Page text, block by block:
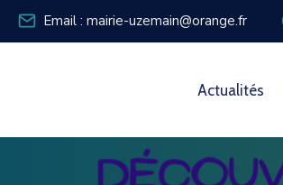
Email : mairie-uzemain@orange.fr
Actualités